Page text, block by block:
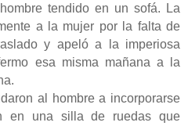
tendido en un sofá. La
a la mujer por la falta de
y apeló a la imperiosa
esa misma mañana a la
al hombre a incorporarse
en una silla de ruedas que